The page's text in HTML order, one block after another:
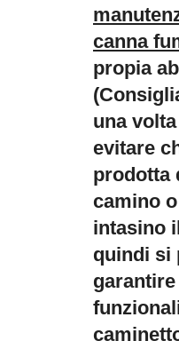
m
canna
propia
una
evitare
prodotta
camino
intasino
quindi si